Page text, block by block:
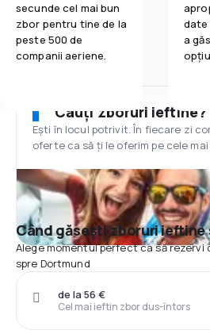
secunde cel mai bun
zbor pentru tine de la
peste 500 de
companii aeriene.
date
a
Cauți zboruri ieftine?
Ești în locul potrivit. În fiecare zi
oferte ca să ți le oferim pe cele
Când găsești zboruri ieftine
Alege momentul perfect ca să rezervi
spre Dortmund
Cel mai ieftin zbor dus-întors
de la 56 €